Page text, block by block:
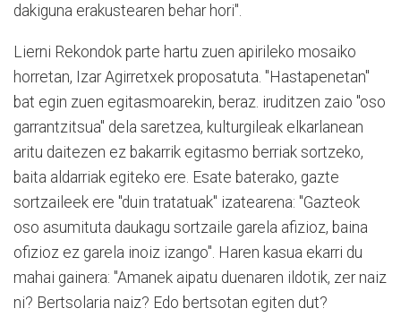
dakiguna erakustearen behar hori".
Lierni Rekondok parte hartu zuen apirileko mosaiko
horretan, Izar Agirretxek proposatuta. "Hastapenetan"
bat egin zuen egitasmoarekin, beraz. iruditzen zaio "oso
garrantzitsua" dela saretzea, kulturgileak elkarlanean
aritu daitezen ez bakarrik egitasmo berriak sortzeko,
baita aldarriak egiteko ere. Esate baterako, gazte
sortzaileek ere "duin tratatuak" izatearena: "Gazteok
oso asumituta daukagu sortzaile garela afizioz, baina
ofizioz ez garela inoiz izango". Haren kasua ekarri du
mahai gainera: "Amanek aipatu duenaren ildotik, zer naiz
ni? Bertsolaria naiz? Edo bertsotan egiten dut?